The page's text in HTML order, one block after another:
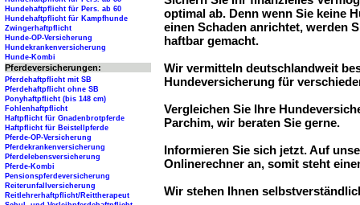
optimal ab. Denn wenn Sie keine
einen Schaden anrichtet, werden
haftbar gemacht.
Wir vermitteln deutschlandweit
Hundeversicherung für
Vergleichen Sie Ihre
Parchim, wir beraten Sie gerne.
Informieren Sie sich jetzt. Auf
Onlinerechner an, somit steht
Wir stehen Ihnen
Hundehaftpflicht für Pers. ab 60
Hundehaftpflicht für Kampfhunde
Zwingerhaftpflicht
Hunde-OP-Versicherung
Hundekrankenversicherung
Hunde-Kombi
Pferdeversicherungen:
Pferdehaftpflicht mit SB
Pferdehaftpflicht ohne SB
Ponyhaftpflicht (bis 148 cm)
Fohlenhaftpflicht
Haftpflicht für Gnadenbrotpferde
Haftpflicht für Beistellpferde
Pferde-OP-Versicherung
Pferdekrankenversicherung
Pferdelebensversicherung
Pferde-Kombi
Pensionspferdeversicherung
Reiterunfallversicherung
Reitlehrerhaftpflicht/Reittherapeut